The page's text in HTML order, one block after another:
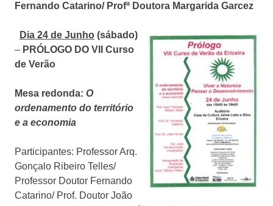
Fernando Catarino/ Profª Doutora Margarida Garcez
Dia 24 de Junho (sábado)
– PRÓLOGO DO VII Curso
de Verão
Mesa redonda: O
ordenamento do território
e a economia
Participantes: Professor Arq.
Gonçalo Ribeiro Telles/
Professor Doutor Fernando
Catarino/ Prof. Doutor João